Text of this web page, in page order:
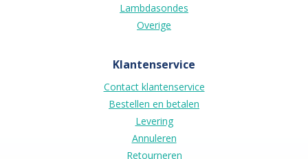
Lambdasondes
Overige
Klantenservice
Contact klantenservice
Bestellen en betalen
Levering
Annuleren
Retourneren